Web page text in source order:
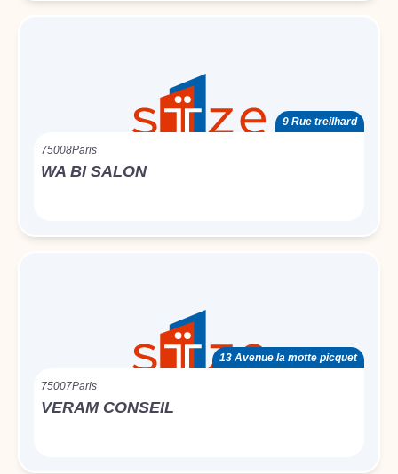
9 Rue treilhard
75008Paris
WA BI SALON
13 Avenue la motte picquet
75007Paris
VERAM CONSEIL